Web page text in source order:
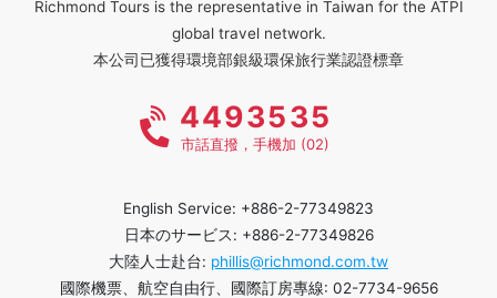
Richmond Tours is the representative in Taiwan for the ATPI
global travel network.
本公司已獲得環境部銀級環保旅行業認證標章
4493535
市話直撥，手機加 (02)
English Service: +886-2-77349823
日本のサービス: +886-2-77349826
大陸人士赴台: phillis@richmond.com.tw
國際機票、航空自由行、國際訂房專線: 02-7734-9656